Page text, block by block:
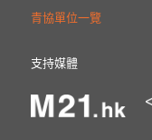
青協單位一覽
支持媒體